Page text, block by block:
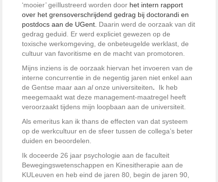
‘mooier’ geïllustreerd worden door het intern rapport
over het grensoverschrijdend gedrag bij doctorandi en
postdocs aan de UGent. Daarin werd de oorzaak van dit
gedrag geduid. Er werd expliciet gewezen op de
toxische werkomgeving, de ­onbeteugelde werklast, de
cultuur van favoritisme en de macht van promotoren.
Mijns inziens is de oorzaak hiervan het invoeren van de
interne concurrentie in de negentig jaren niet enkel aan
de Gentse maar aan alonze universiteiten.
Ik heb
meegemaakt wat deze management-maatregel heeft
veroorzaakt tijdens mijn loopbaan aan de universiteit.
Als emeritus kan ik thans de effecten van dat systeem
op de werkcultuur en de sfeer tussen de collega’s beter
duiden en beoordelen.
Ik doceerde 26 jaar psychologie aan de faculteit
Bewegingswetenschappen en Kinesitherapie aan de
KULeuven en heb eind de jaren 80, begin de jaren 90,